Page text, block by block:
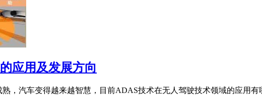
应用及发展方向
，汽车变得越来越智慧，目前ADAS技术在无人驾驶技术领域的应用